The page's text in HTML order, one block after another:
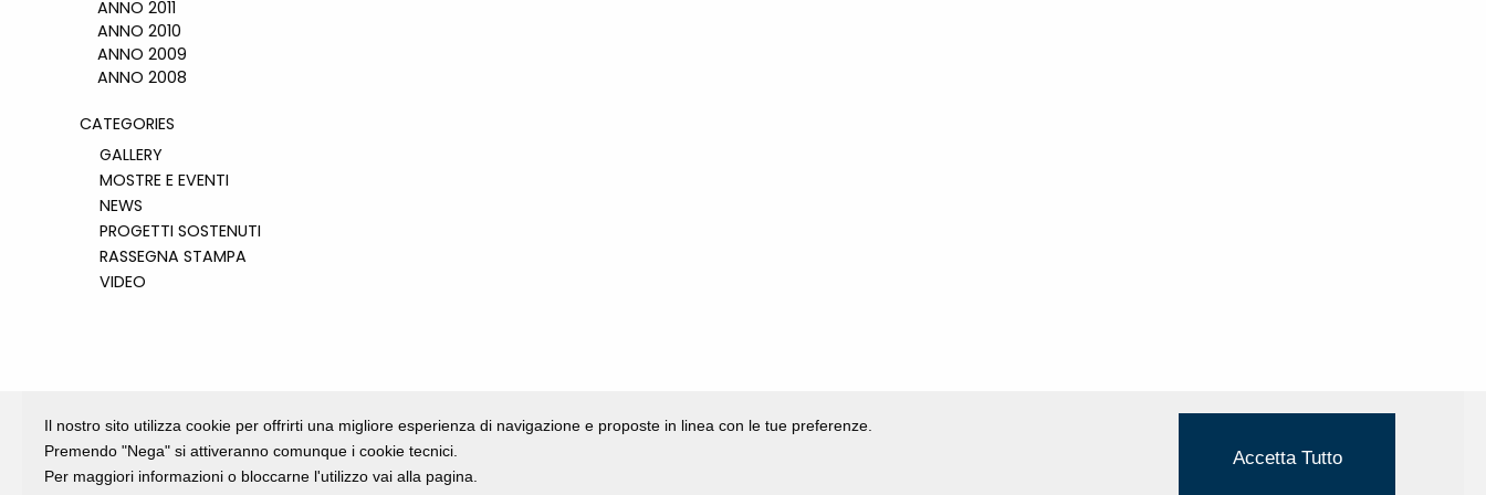
ANNO 2011
ANNO 2010
ANNO 2009
ANNO 2008
CATEGORIES
GALLERY
MOSTRE E EVENTI
NEWS
PROGETTI SOSTENUTI
RASSEGNA STAMPA
VIDEO
Fondazione Dino Zoli
Il nostro sito utilizza cookie per offrirti una migliore esperienza di navigazione e proposte in linea con le tue preferenze.
Premendo "Nega" si attiveranno comunque i cookie tecnici.
Per maggiori informazioni o bloccarne l'utilizzo vai alla pagina.
Accetta Tutto